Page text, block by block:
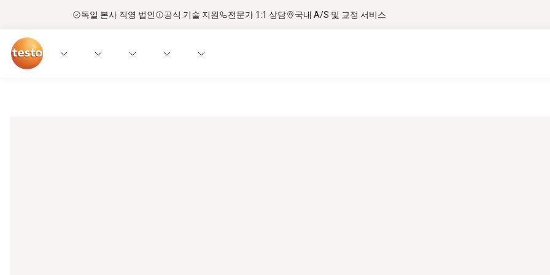
독일 본사 직영 법인 공식 기술 지원 전문가 1:1 상담 국내 A/S 및 교정 서비스